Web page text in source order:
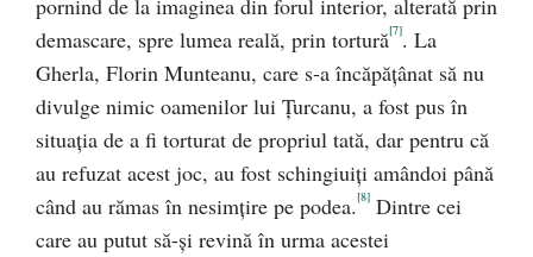
pornind de la imaginea din forul interior, alterată prin
demascare, spre lumea reală, prin tortură[7]. La
Gherla, Florin Munteanu, care s-a încăpăţânat să nu
divulge nimic oamenilor lui Ţurcanu, a fost pus în
situaţia de a fi torturat de propriul tată, dar pentru că
au refuzat acest joc, au fost schingiuiţi amândoi până
când au rămas în nesimţire pe podea.[8] Dintre cei
care au putut să-şi revină în urma acestei